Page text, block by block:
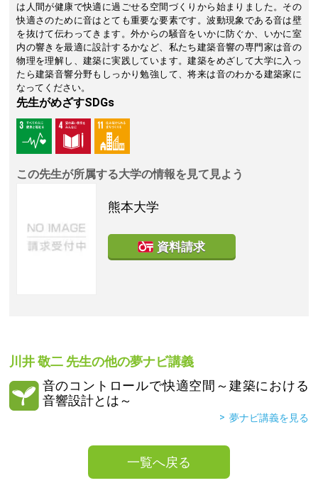
は人間が健康で快適に過ごせる空間づくりから始まりました。その
快適さのために音はとても重要な要素です。波動現象である音は壁
を抜けて伝わってきます。外からの騒音をいかに防ぐか、いかに室
内の響きを最適に設計するかなど、私たち建築音響の専門家は音の
物理を理解し、建築に実践しています。建築をめざして大学に入っ
たら建築音響分野もしっかり勉強して、将来は音のわかる建築家に
なってください。
先生がめざすSDGs
この先生が所属する大学の情報を見て見よう
熊本大学
資料請求
川井 敬二 先生の他の夢ナビ講義
音のコントロールで快適空間～建築における
音響設計とは～
夢ナビ講義を見る
一覧へ戻る